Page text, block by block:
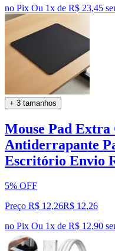
no Pix Ou 1x de R$ 23,45
+ 3 tamanhos
Mouse Pad Extra
Antiderrapante
Escritório Envio
5% OFF
Preço R$ 12,26R$ 12,26
no Pix Ou 1x de R$ 12,90